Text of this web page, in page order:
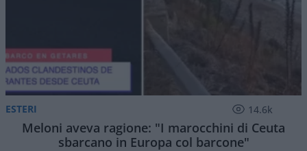
ESTERI 14.6k
Meloni aveva ragione: "I marocchini di Ceuta
sbarcano in Europa col barcone"